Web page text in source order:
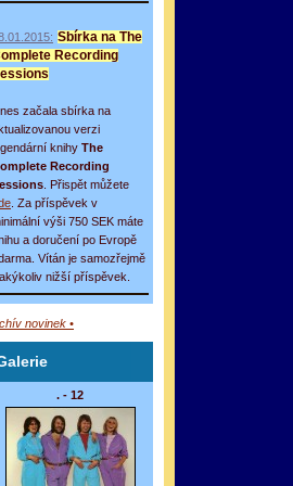
Sbírka na The
Recording
začala sbírka na
verzi
knihy The
Recording
. Přispět můžete
. Za příspěvek v
výši 750 SEK máte
a doručení po Evropě
Vítán je samozřejmě
nižší příspěvek.
novinek •
. - 12